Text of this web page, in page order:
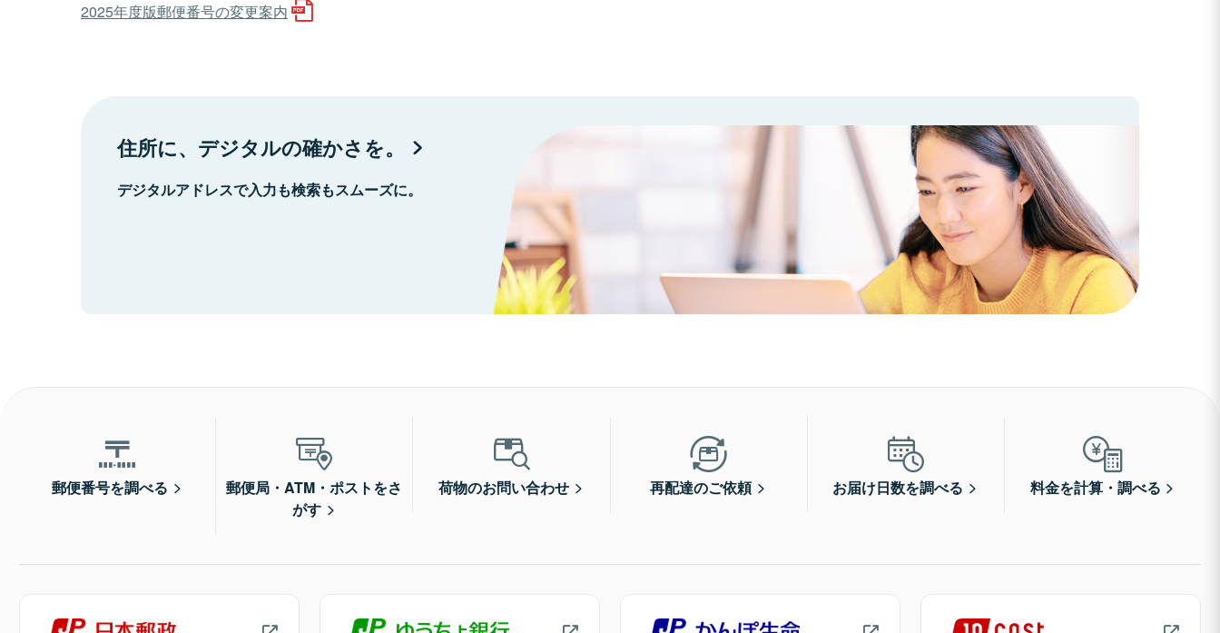
2025年度版郵便番号の変更案内
住所に、デジタルの確かさを。
デジタルアドレスで入力も検索もスムーズに。
郵便番号を調べる
郵便局・ATM・ポストをさ
がす
荷物のお問い合わせ 再配達のご依頼 お届け日数を調べる 料金を計算・調べる